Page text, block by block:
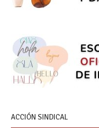
ACCIÓN SINDICAL